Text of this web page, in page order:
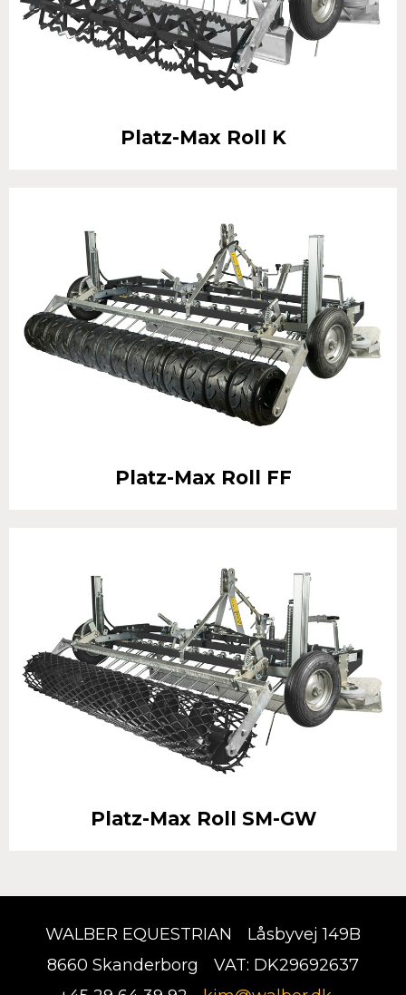
Platz-Max Roll K
Platz-Max Roll FF
Platz-Max Roll SM-GW
WALBER EQUESTRIAN
Låsbyvej 149B
8660 Skanderborg
VAT: DK29692637